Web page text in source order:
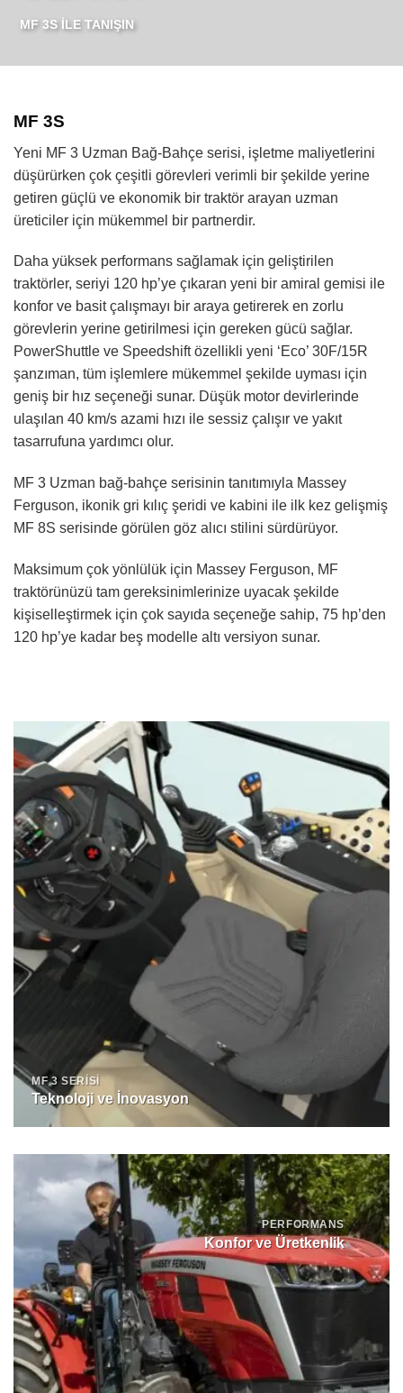
MF 3S İLE TANIŞIN
MF 3S
Yeni MF 3 Uzman Bağ-Bahçe serisi, işletme maliyetlerini
düşürürken çok çeşitli görevleri verimli bir şekilde yerine
getiren güçlü ve ekonomik bir traktör arayan uzman
üreticiler için mükemmel bir partnerdir.
Daha yüksek performans sağlamak için geliştirilen
traktörler, seriyi 120 hp’ye çıkaran yeni bir amiral gemisi ile
konfor ve basit çalışmayı bir araya getirerek en zorlu
görevlerin yerine getirilmesi için gereken gücü sağlar.
PowerShuttle ve Speedshift özellikli yeni ‘Eco’ 30F/15R
şanzıman, tüm işlemlere mükemmel şekilde uyması için
geniş bir hız seçeneği sunar. Düşük motor devirlerinde
ulaşılan 40 km/s azami hızı ile sessiz çalışır ve yakıt
tasarrufuna yardımcı olur.
MF 3 Uzman bağ-bahçe serisinin tanıtımıyla Massey
Ferguson, ikonik gri kılıç şeridi ve kabini ile ilk kez gelişmiş
MF 8S serisinde görülen göz alıcı stilini sürdürüyor.
Maksimum çok yönlülük için Massey Ferguson, MF
traktörünüzü tam gereksinimlerinize uyacak şekilde
kişiselleştirmek için çok sayıda seçeneğe sahip, 75 hp’den
120 hp’ye kadar beş modelle altı versiyon sunar.
MF 3 SERISI
Teknoloji ve İnovasyon
PERFORMANS
Konfor ve Üretkenlik